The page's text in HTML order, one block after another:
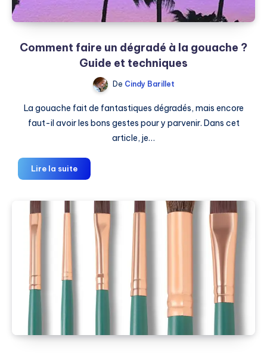
Comment faire un dégradé à la gouache ?
Guide et techniques
De Cindy Barillet
La gouache fait de fantastiques dégradés, mais encore
faut-il avoir les bons gestes pour y parvenir. Dans cet
article, je…
Lire la suiteComment
faire
gouache
Guide
techniques